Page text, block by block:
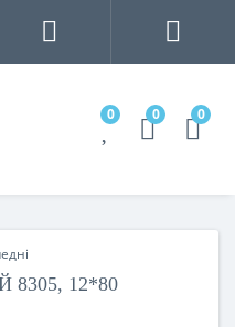
0 0 0
12*80